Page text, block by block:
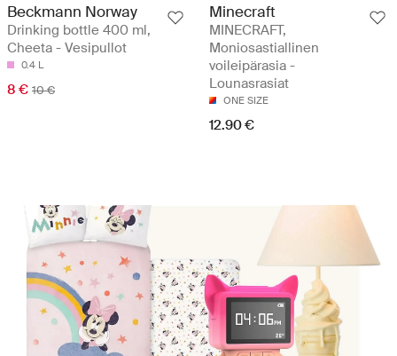
Beckmann Norway
Drinking bottle 400 ml,
Cheeta - Vesipullot
0.4 L
8 € 10 €
Minecraft
MINECRAFT,
Moniosastiallinen
voileipärasia -
Lounasrasiat
ONE SIZE
12.90 €